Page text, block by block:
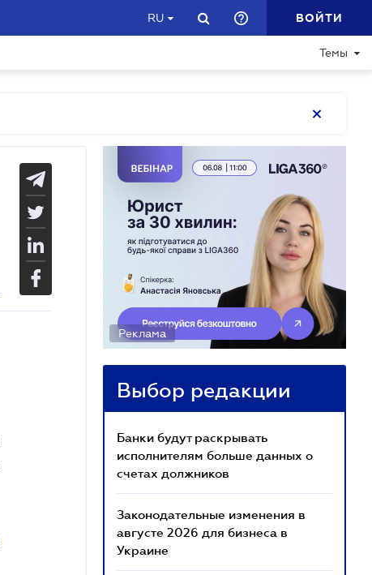
RU ВОЙТИ
Темы
Реклама
Выбор редакции
Банки будут раскрывать
исполнителям больше данных о
счетах должников
Законодательные изменения в
августе 2026 для бизнеса в
Украине